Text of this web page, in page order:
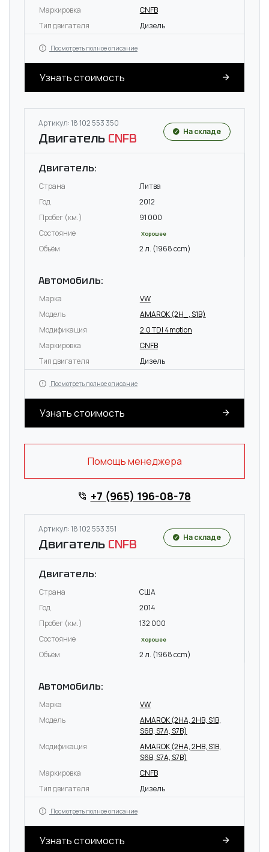
Маркировка
CNFB
Тип двигателя
Дизель
Посмотреть полное описание
Узнать стоимость
Артикул: 18 102 553 350
Двигатель CNFB На складе
Двигатель:
Страна
Литва
Год
2012
Пробег (км.)
91 000
Состояние
Хорошее
Объём 2 л. (1968 ccm)
Автомобиль:
Марка
VW
Модель
AMAROK (2H_, S1B)
Модификация
2.0 TDI 4motion
Маркировка
CNFB
Тип двигателя
Дизель
Посмотреть полное описание
Узнать стоимость
Помощь менеджера
+7 (965) 196-08-78
Артикул: 18 102 553 351
Двигатель CNFB На складе
Двигатель:
Страна
США
Год
2014
Пробег (км.)
132 000
Состояние
Хорошее
Объём 2 л. (1968 ccm)
Автомобиль:
Марка
VW
Модель
AMAROK (2HA, 2HB, S1B,
S6B, S7A, S7B)
Модификация
AMAROK (2HA, 2HB, S1B,
S6B, S7A, S7B)
Маркировка
CNFB
Тип двигателя
Дизель
Посмотреть полное описание
Узнать стоимость